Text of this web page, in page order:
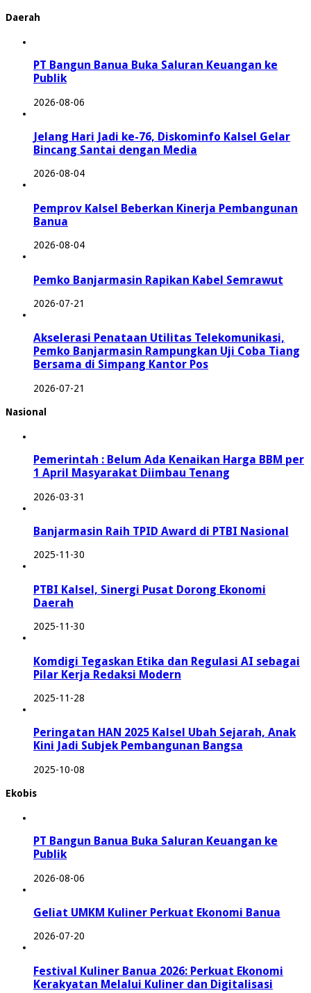
Daerah
PT Bangun Banua Buka Saluran Keuangan ke
Publik
2026-08-06
Jelang Hari Jadi ke-76, Diskominfo Kalsel Gelar
Bincang Santai dengan Media
2026-08-04
Pemprov Kalsel Beberkan Kinerja Pembangunan
Banua
2026-08-04
Pemko Banjarmasin Rapikan Kabel Semrawut
2026-07-21
Akselerasi Penataan Utilitas Telekomunikasi,
Pemko Banjarmasin Rampungkan Uji Coba Tiang
Bersama di Simpang Kantor Pos
2026-07-21
Nasional
Pemerintah : Belum Ada Kenaikan Harga BBM per
1 April Masyarakat Diimbau Tenang
2026-03-31
Banjarmasin Raih TPID Award di PTBI Nasional
2025-11-30
PTBI Kalsel, Sinergi Pusat Dorong Ekonomi
Daerah
2025-11-30
Komdigi Tegaskan Etika dan Regulasi AI sebagai
Pilar Kerja Redaksi Modern
2025-11-28
Peringatan HAN 2025 Kalsel Ubah Sejarah, Anak
Kini Jadi Subjek Pembangunan Bangsa
2025-10-08
Ekobis
PT Bangun Banua Buka Saluran Keuangan ke
Publik
2026-08-06
Geliat UMKM Kuliner Perkuat Ekonomi Banua
2026-07-20
Festival Kuliner Banua 2026: Perkuat Ekonomi
Kerakyatan Melalui Kuliner dan Digitalisasi